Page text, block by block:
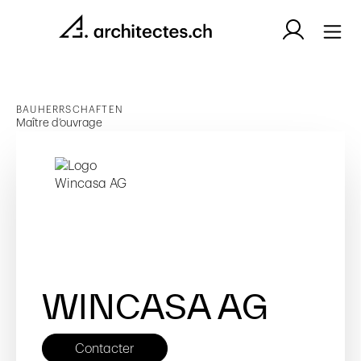
BAUHERRSCHAFTEN
Maître d’ouvrage
WINCASA AG
Contacter